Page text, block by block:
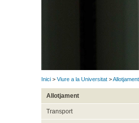
Inici > Viure a la Universitat >Allotjament
Allotjament
Transport